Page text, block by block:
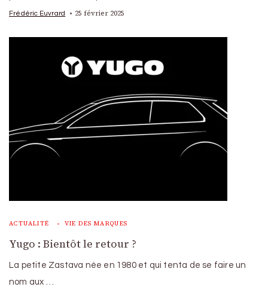
Frédéric Euvrard 25 février 2025
ACTUALITÉ VIE DES MARQUES
Yugo : Bientôt le retour ?
La petite Zastava née en 1980 et qui tenta de se faire un
nom aux …